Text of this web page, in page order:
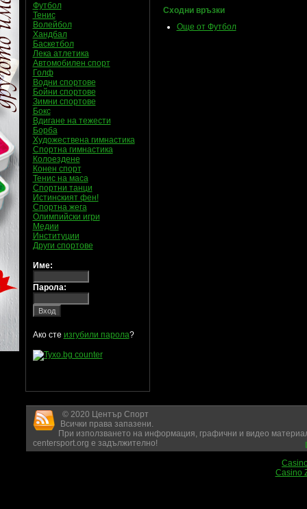
Сходни връзки
Още от Футбол
Футбол
Тенис
Волейбол
Хандбал
Баскетбол
Лека атлетика
Автомобилен спорт
Голф
Водни спортове
Бойни спортове
Зимни спортове
Бокс
Вдигане на тежести
Борба
Художествена гимнастика
Спортна гимнастика
Колоездене
Конен спорт
Тенис на маса
Спортни танци
Истинският фен!
Спортна жега
Олимпийски игри
Медии
Институции
Други спортове
Име:
Парола:
Ако сте изгубили парола?
© 2020 Център Спорт
Всички права запазени.
При използването на информация, графични и видео
centersport.org е задължително!
Casino